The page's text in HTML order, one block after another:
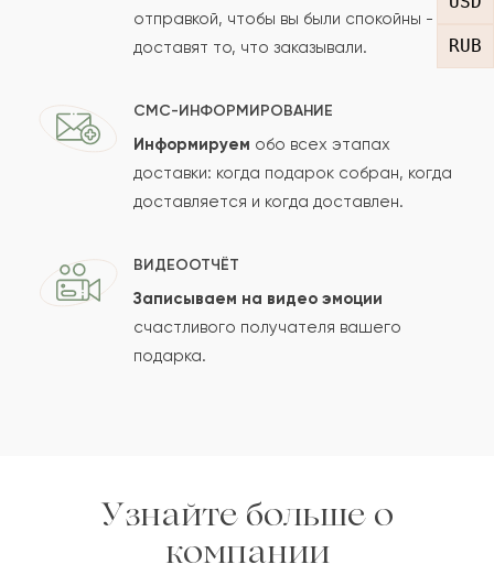
RUB
Сколько будет
Отзыв будет опубликован после проверки.
Проверяем на спам.
отправкой, чтобы вы были спокойны -
доставят то, что заказывали.
СМС-ИНФОРМИРОВАНИЕ
Информируем обо всех этапах
доставки: когда подарок собран, когда
доставляется и когда доставлен.
ВИДЕООТЧЁТ
Записываем на видео эмоции
счастливого получателя вашего
подарка.
Узнайте больше о
компании